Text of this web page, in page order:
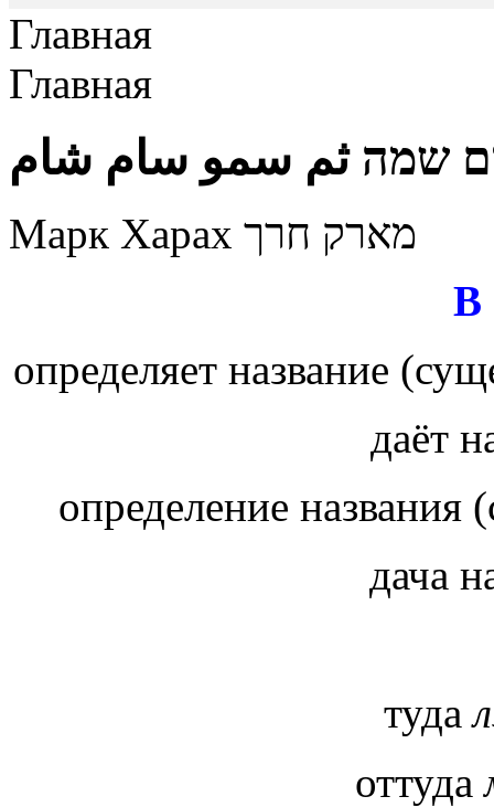
Главная
Главная
שמה ثم سمو سام شام
Марк Харах מארק חרך
В
определяет название
даёт
определение названия
дача
туда
оттуда